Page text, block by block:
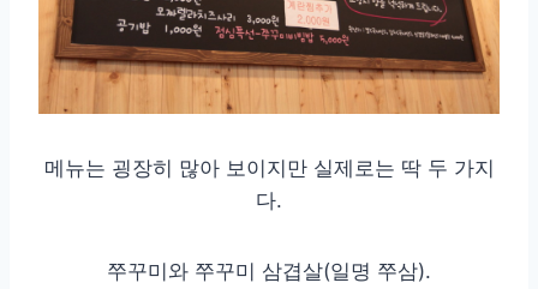
메뉴는 굉장히 많아 보이지만 실제로는 딱 두 가지
다.
쭈꾸미와 쭈꾸미 삼겹살(일명 쭈삼).